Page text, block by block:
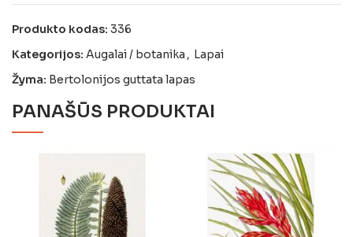
Produkto kodas: 336
Kategorijos: Augalai / botanika , Lapai
Žyma: Bertolonijos guttata lapas
PANAŠŪS PRODUKTAI